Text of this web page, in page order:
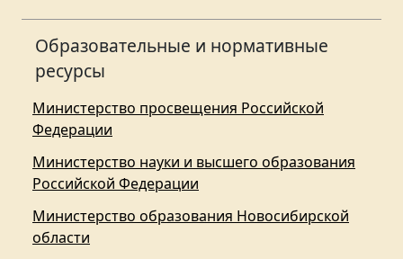
Образовательные и нормативные
ресурсы
Министерство просвещения Российской
Федерации
Министерство науки и высшего образования
Российской Федерации
Министерство образования Новосибирской
области